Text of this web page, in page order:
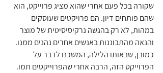
שקורה בכל פעם אחרי שהוא מציג פרוייקט, הוא
שהם פותחים דיון. הם פרויקטים שעוסקים
במהות, לא רק בהגשה נרקיסיסיטית של מוצר
והנאה מהתבוננות באנשים אחרים נהנים ממנו.
כמובן, שבאותו הלילה, המשכנו לדבר על
הפרוייקט הזה, הרבה אחרי שהפרוייקטים תמו.